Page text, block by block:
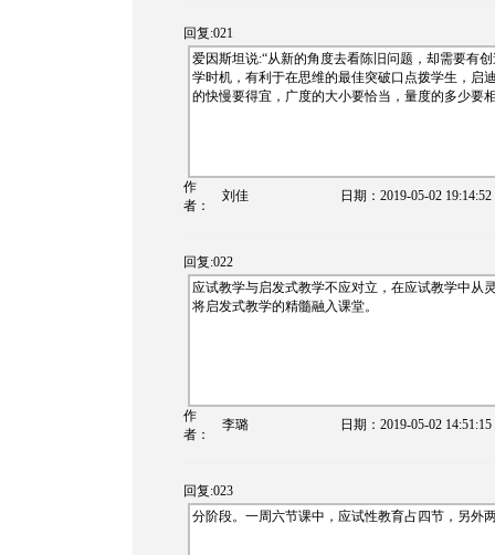
回复:021
爱因斯坦说:“从新的角度去看陈旧问题，却需要有
学时机，有利于在思维的最佳突破口点拨学生，启
的快慢要得宜，广度的大小要恰当，量度的多少要
作
者：
刘佳 日期： 2019-05-02 19:14:52
回复:022
应试教学与启发式教学不应对立，在应试教学中从
将启发式教学的精髓融入课堂。
作
者：
李璐 日期： 2019-05-02 14:51:15
回复:023
分阶段。一周六节课中，应试性教育占四节，另外